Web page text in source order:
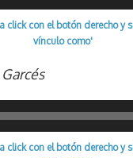
p
k
n
click con el botón derecho y
vínculo como'
click con el botón derecho y